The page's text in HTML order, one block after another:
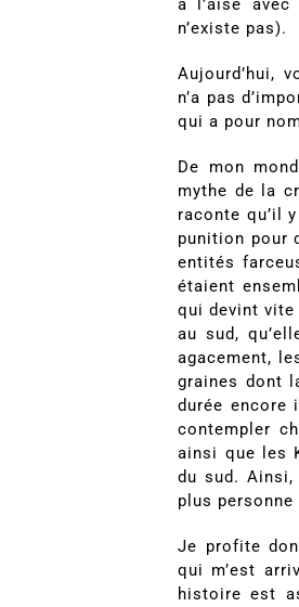
à l’aise
n’existe pas).
Aujourd’hui,
n’a pas
qui a pour
De mon
mythe de la
raconte qu’il
punition pour
entités
étaient
qui devint vite
au sud,
agacement,
graines dont
durée encore
contempler
ainsi que les
du sud.
plus
Je profite
qui m’est
histoire est